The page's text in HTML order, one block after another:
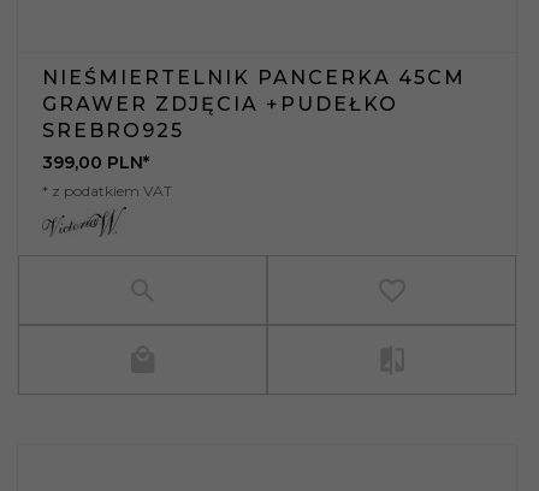
NIEŚMIERTELNIK PANCERKA 45CM
GRAWER ZDJĘCIA +PUDEŁKO
SREBRO925
399,00 PLN*
* z podatkiem VAT